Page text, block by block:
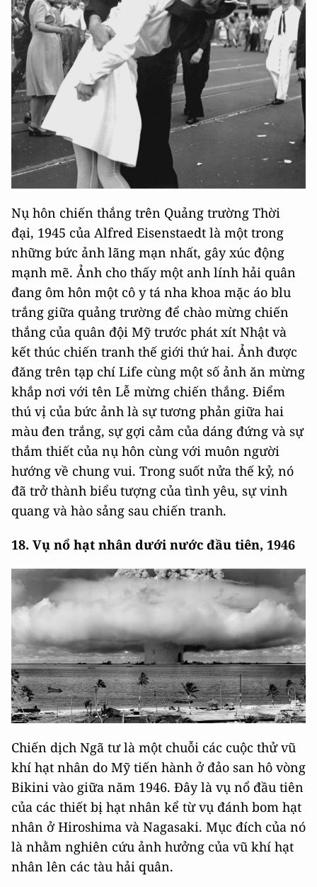
Nụ hôn chiến thắng trên Quảng trường Thời
đại, 1945 của Alfred Eisenstaedt là một trong
những bức ảnh lãng mạn nhất, gây xúc động
mạnh mẽ. Ảnh cho thấy một anh lính hải quân
đang ôm hôn một cô y tá nha khoa mặc áo blu
trắng giữa quảng trường để chào mừng chiến
thắng của quân đội Mỹ trước phát xít Nhật và
kết thúc chiến tranh thế giới thứ hai. Ảnh được
đăng trên tạp chí Life cùng một số ảnh ăn mừng
khắp nơi với tên Lễ mừng chiến thắng. Điểm
thú vị của bức ảnh là sự tương phản giữa hai
màu đen trắng, sự gợi cảm của dáng đứng và sự
thắm thiết của nụ hôn cùng với muôn người
hướng về chung vui. Trong suốt nửa thế kỷ, nó
đã trở thành biểu tượng của tình yêu, sự vinh
quang và hào sảng sau chiến tranh.
18. Vụ nổ hạt nhân dưới nước đầu tiên, 1946
Chiến dịch Ngã tư là một chuỗi các cuộc thử vũ
khí hạt nhân do Mỹ tiến hành ở đảo san hô vòng
Bikini vào giữa năm 1946. Đây là vụ nổ đầu tiên
của các thiết bị hạt nhân kể từ vụ đánh bom hạt
nhân ở Hiroshima và Nagasaki. Mục đích của nó
là nhằm nghiên cứu ảnh hưởng của vũ khí hạt
nhân lên các tàu hải quân.